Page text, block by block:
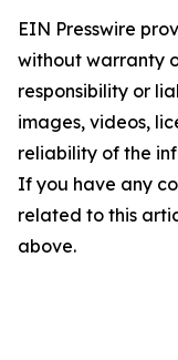
EIN Presswire
without warranty
responsibility or
images, videos,
reliability of the
If you have any
related to this
above.